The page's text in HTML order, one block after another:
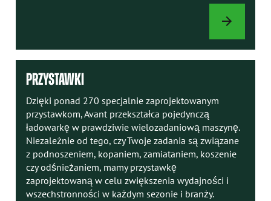
INSTRUKCJE
PRZYSTAWKI
Dzięki ponad 270 specjalnie zaprojektowanym
przystawkom, Avant przekształca pojedynczą
ładowarkę w prawdziwie wielozadaniową maszynę.
Niezależnie od tego, czy Twoje zadania są związane
z podnoszeniem, kopaniem, zamiataniem, koszenie
czy odśnieżaniem, mamy przystawkę
zaprojektowaną w celu zwiększenia wydajności i
wszechstronności w każdym sezonie i branży.